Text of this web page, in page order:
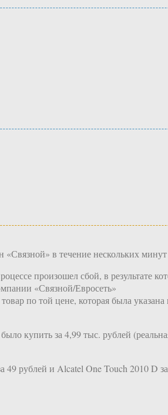
в течение нескольких
произошел сбой, в результате
«Связной/Евросеть»
по той цене, которая была
купить за 4,99 тыс. рублей
рублей и Alcatel One Touch 2010 D